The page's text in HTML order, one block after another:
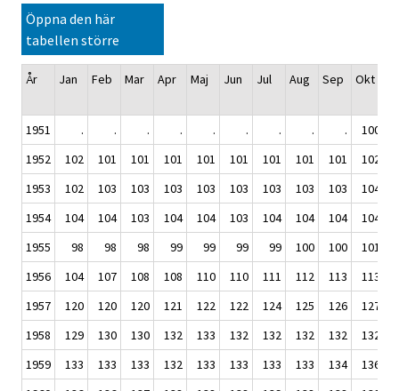
Öppna den här
tabellen större
År Jan Feb Mar Apr Maj Jun Jul Aug Sep Okt
1951 . . . . . . . . . 100
1952
102 101 101 101 101 101 101 101 101 102
1953
102 103 103 103 103 103 103 103 103 104
1954
104 104 103 104 104 103 104 104 104
104
1955
98 98 98 99 99 99 99 100 100 101
1956
104 107 108 108 110 110 111 112 113 113
1957
120 120 120 121 122 122 124 125 126 127
1958
129 130 130 132 133 132 132 132 132 132
1959
133 133 133 132 133 133 133 133 134 136